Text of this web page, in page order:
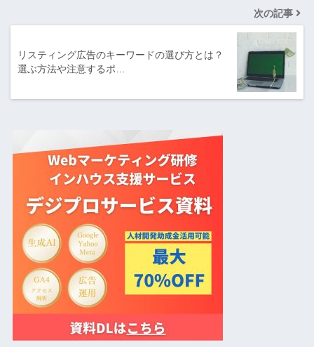
次の記事
リスティング広告のキーワードの選び方とは？
選ぶ方法や注意するポ…